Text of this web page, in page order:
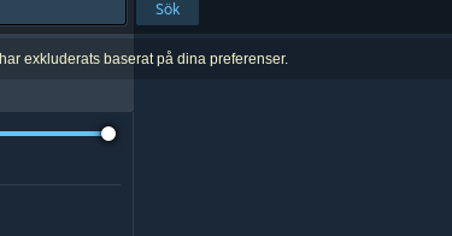
Sök
exkluderats baserat på dina preferenser.